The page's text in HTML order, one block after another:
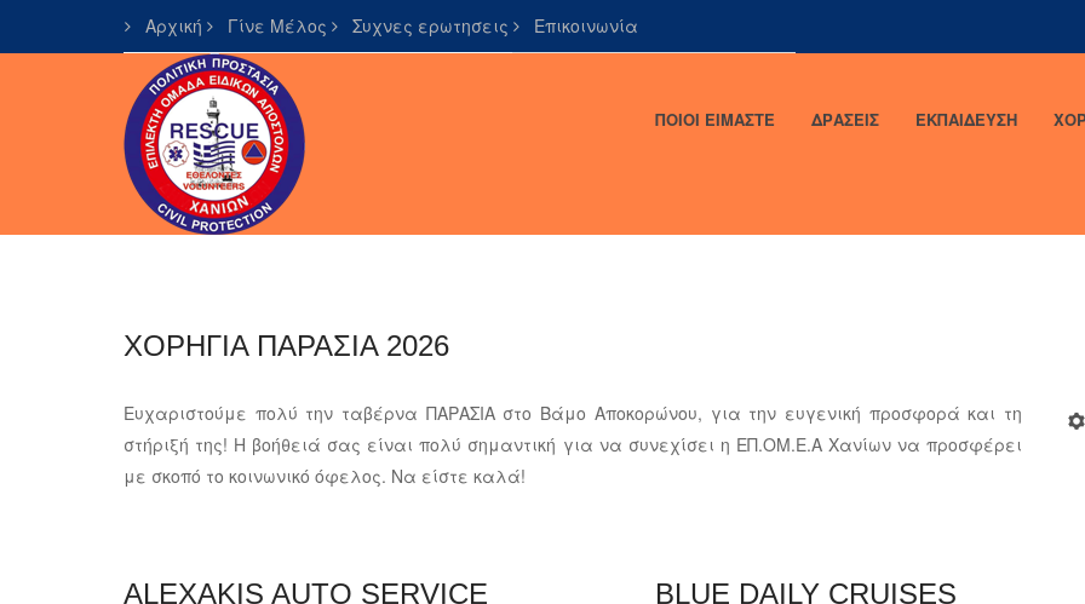
Αρχική Γίνε Μέλος Συχνες ερωτησεις Επικοινωνία
ΠΟΙΟΙ ΕΙΜΑΣΤΕ ΔΡΑΣΕΙΣ ΕΚΠΑΙΔΕΥΣΗ
ΧΟΡΗΓΙΑ ΠΑΡΑΣΙΑ 2026
Ευχαριστούμε πολύ την ταβέρνα ΠΑΡΑΣΙΑ στο Βάμο Αποκορώνου, για την ευγενική προσφορά και τη
στήριξή της! Η βοήθειά σας είναι πολύ σημαντική για να συνεχίσει η ΕΠ.ΟΜ.Ε.Α Χανίων να προσφέρει
με σκοπό το κοινωνικό όφελος. Να είστε καλά!
ALEXAKIS AUTO SERVICE BLUE DAILY CRUISES